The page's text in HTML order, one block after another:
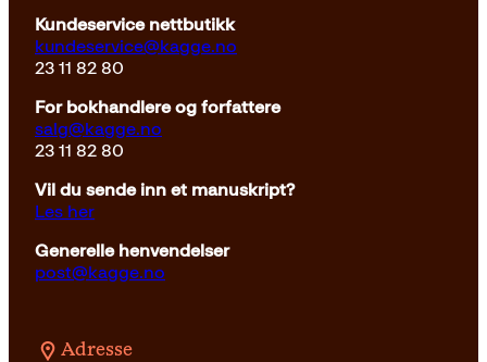
Kundeservice nettbutikk
kundeservice@kagge.no
23 11 82 80
For bokhandlere og forfattere
salg@kagge.no
23 11 82 80
Vil du sende inn et manuskript?
Les her
Generelle henvendelser
post@kagge.no
Adresse